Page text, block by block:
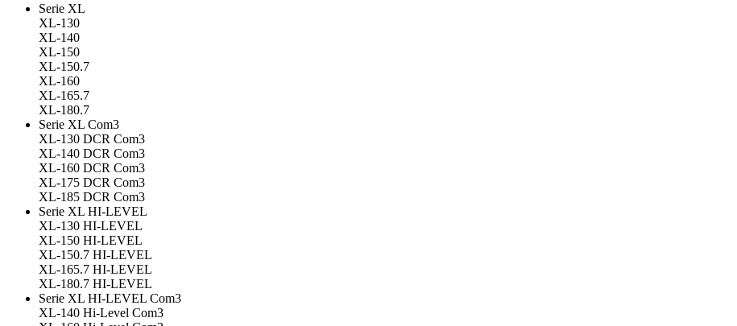
Serie XL
XL-130
XL-140
XL-150
XL-150.7
XL-160
XL-165.7
XL-180.7
Serie XL Com3
XL-130 DCR Com3
XL-140 DCR Com3
XL-160 DCR Com3
XL-175 DCR Com3
XL-185 DCR Com3
Serie XL HI-LEVEL
XL-130 HI-LEVEL
XL-150 HI-LEVEL
XL-150.7 HI-LEVEL
XL-165.7 HI-LEVEL
XL-180.7 HI-LEVEL
Serie XL HI-LEVEL Com3
XL-140 Hi-Level Com3